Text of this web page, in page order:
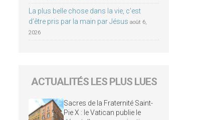
La plus belle chose dans la vie, c’est
d’être pris par la main par Jésus août 6,
2026
ACTUALITÉS LES PLUS LUES
Sacres de la Fraternité Saint-
Pie X : le Vatican publie le